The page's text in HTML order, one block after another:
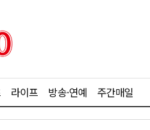
라이프 방송·연예 주간매일